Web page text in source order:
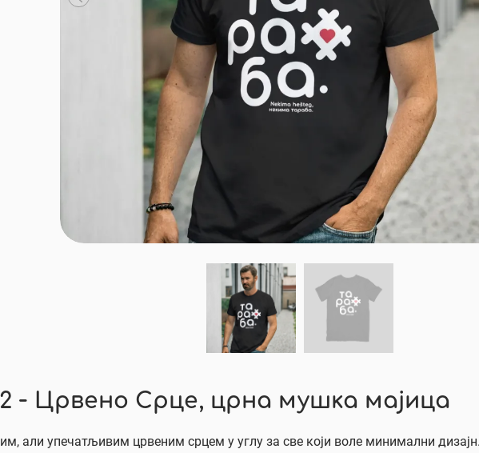
- Црвено Срце, црна мушка мајица
али упечатљивим црвеним срцем у углу за све који воле минимални